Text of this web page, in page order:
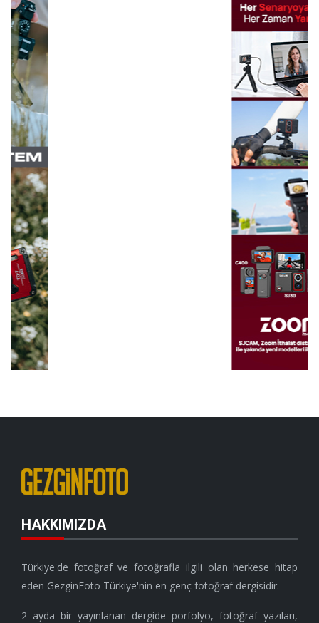
HAKKIMIZDA
Türkiye'de fotoğraf ve fotoğrafla ilgili olan herkese hitap
eden GezginFoto Türkiye'nin en genç fotoğraf dergisidir.
2 ayda bir yayınlanan dergide porfolyo, fotoğraf yazıları,